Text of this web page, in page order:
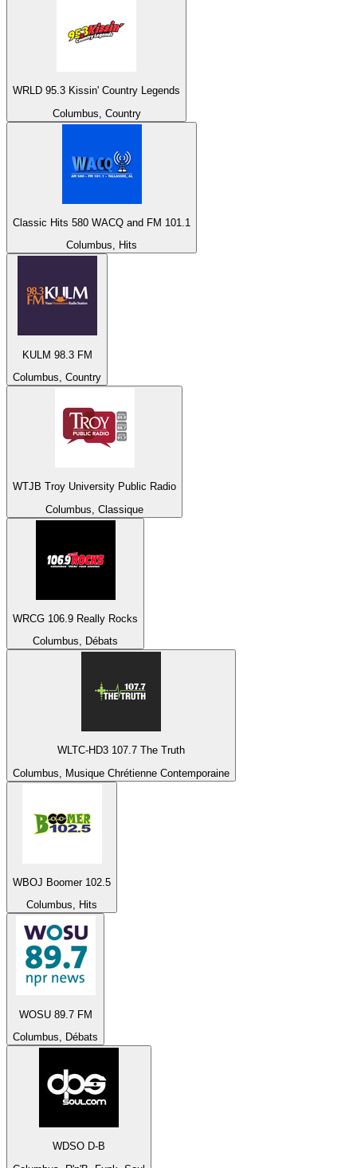
WRLD 95.3 Kissin' Country Legends
Columbus, Country
Classic Hits 580 WACQ and FM 101.1
Columbus, Hits
KULM 98.3 FM
Columbus, Country
WTJB Troy University Public Radio
Columbus, Classique
WRCG 106.9 Really Rocks
Columbus, Débats
WLTC-HD3 107.7 The Truth
Columbus, Musique Chrétienne Contemporaine
WBOJ Boomer 102.5
Columbus, Hits
WOSU 89.7 FM
Columbus, Débats
WDSO D-B